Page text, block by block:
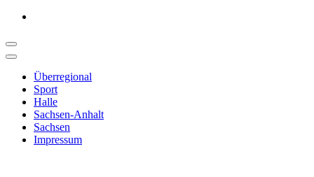
Überregional
Sport
Halle
Sachsen-Anhalt
Sachsen
Impressum